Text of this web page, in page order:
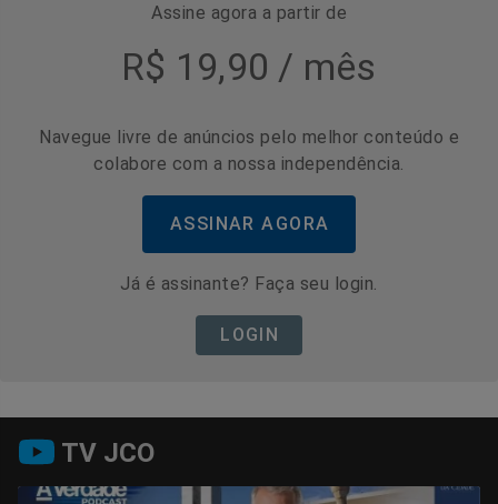
Assine agora a partir de
R$ 19,90 / mês
Navegue livre de anúncios pelo melhor conteúdo e
colabore com a nossa independência.
ASSINAR AGORA
Já é assinante? Faça seu login.
LOGIN
TV JCO